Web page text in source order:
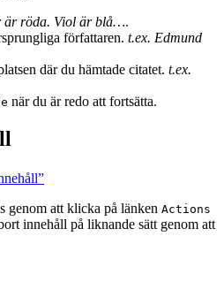
är röda. Viol är blå….
författaren. t.ex. Edmund
där du hämtade citatet. t.ex.
när du är redo att fortsätta.
genom att klicka på länken Actions
innehåll på liknande sätt genom att